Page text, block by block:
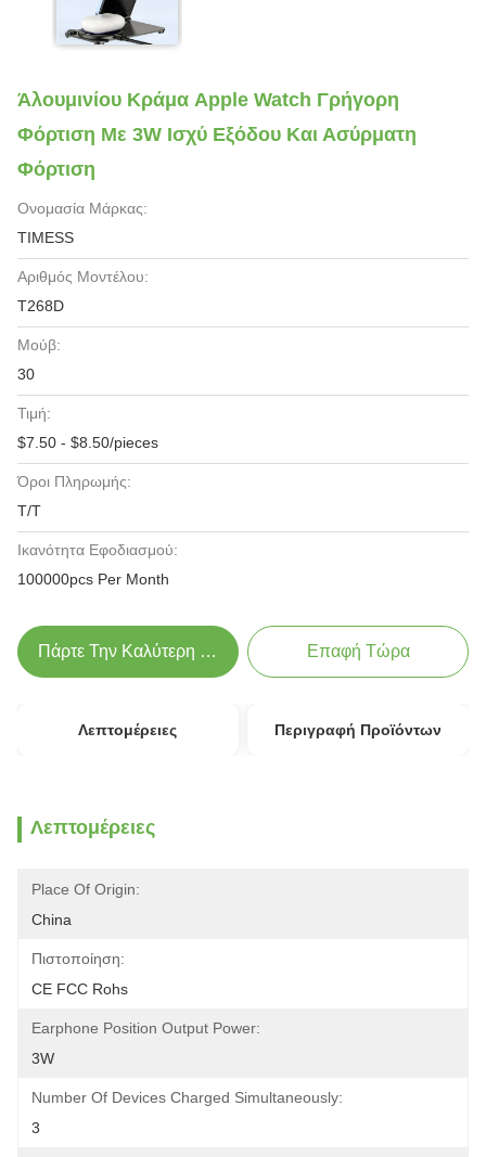
Άλουμινίου Κράμα Apple Watch Γρήγορη
Φόρτιση Με 3W Ισχύ Εξόδου Και Ασύρματη
Φόρτιση
Ονομασία Μάρκας:
TIMESS
Αριθμός Μοντέλου:
T268D
Μούβ:
30
Τιμή:
$7.50 - $8.50/pieces
Όροι Πληρωμής:
T/T
Ικανότητα Εφοδιασμού:
100000pcs Per Month
Πάρτε Την Καλύτερη Τιμή Επαφή Τώρα
Λεπτομέρειες Περιγραφή Προϊόντων
Λεπτομέρειες
Place Of Origin:
China
Πιστοποίηση:
CE FCC Rohs
Earphone Position Output Power:
3W
Number Of Devices Charged Simultaneously:
3